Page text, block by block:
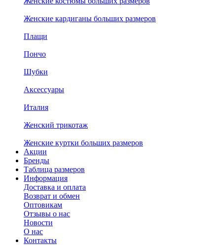
Женские кардиганы больших размеров
Плащи
Пончо
Шубки
Аксессуары
Италия
Женский трикотаж
Женские куртки больших размеров
Акции
Бренды
Таблица размеров
Информация
Доставка и оплата
Возврат и обмен
Оптовикам
Отзывы о нас
Новости
О нас
Контакты